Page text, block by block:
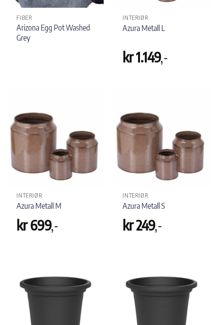
FIBER
Arizona Egg Pot Washed
Grey
INTERIØR
Azura Metall L
kr1.149,-
INTERIØR
Azura Metall M
kr699,-
INTERIØR
Azura Metall S
kr249,-